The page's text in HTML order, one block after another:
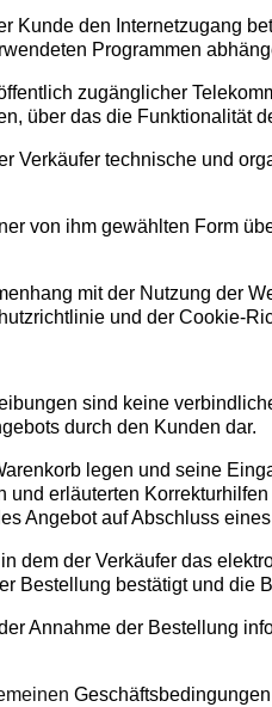
Kunde den Internetzugang
Programmen
zugänglicher
über das die Funktionalität
Verkäufer technische und
von ihm gewählten Form
mit der Nutzung der
und der Cookie-
sind keine
durch den Kunden dar.
legen und seine
erläuterten
Angebot auf Abschluss
dem der Verkäufer das
Bestellung bestätigt und die
Annahme der Bestellung